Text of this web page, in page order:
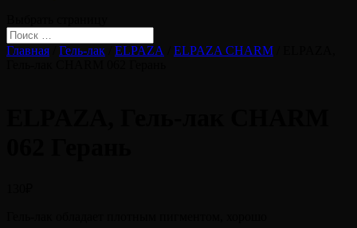
Главная Гель-лак ELPAZA ELPAZA CHARM